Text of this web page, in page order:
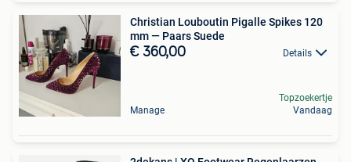
Christian Louboutin Pigalle Spikes 120
mm — Paars Suede
€ 360,00 Details
Manage
Topzoekertje
Vandaag